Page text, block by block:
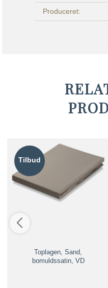
Produceret:
Tilbud
Toplagen, Sand,
bomuldssatin, VD